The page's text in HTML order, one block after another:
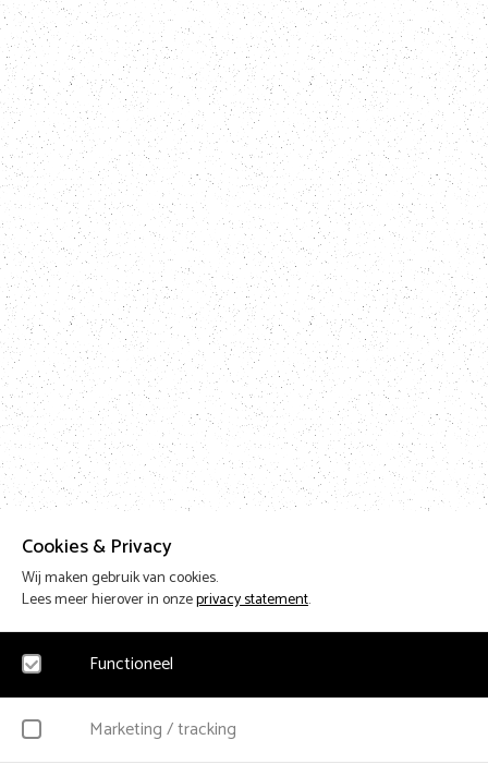
Cookies & Privacy
Wij maken gebruik van cookies.
Lees meer hierover in onzeprivacy statement.
Functioneel
NoodzakelijkMarketing / tracking